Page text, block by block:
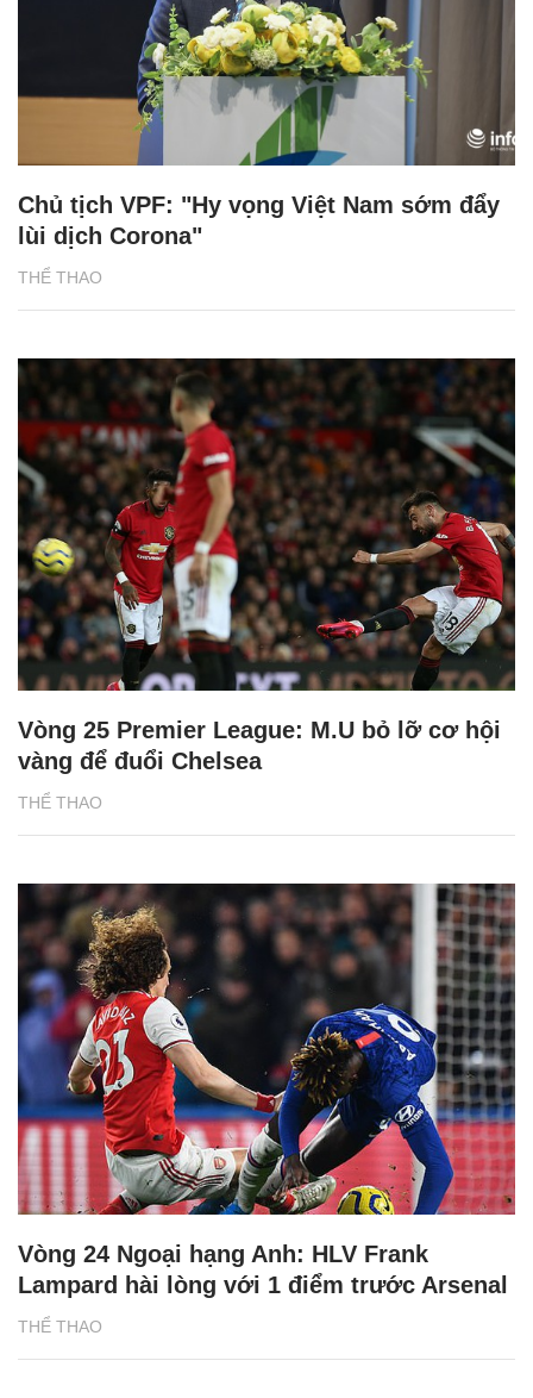
THỂ THAO
Chủ tịch VPF: "Hy vọng Việt Nam sớm đẩy
lùi dịch Corona"
THỂ THAO
Vòng 25 Premier League: M.U bỏ lỡ cơ hội
vàng để đuổi Chelsea
THỂ THAO
Vòng 24 Ngoại hạng Anh: HLV Frank
Lampard hài lòng với 1 điểm trước Arsenal